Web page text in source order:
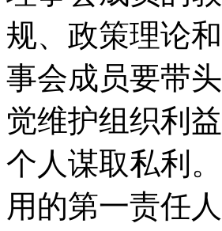
规、政策理论
事会成员要带
觉维护组织利
个人谋取私利
用的第一责任